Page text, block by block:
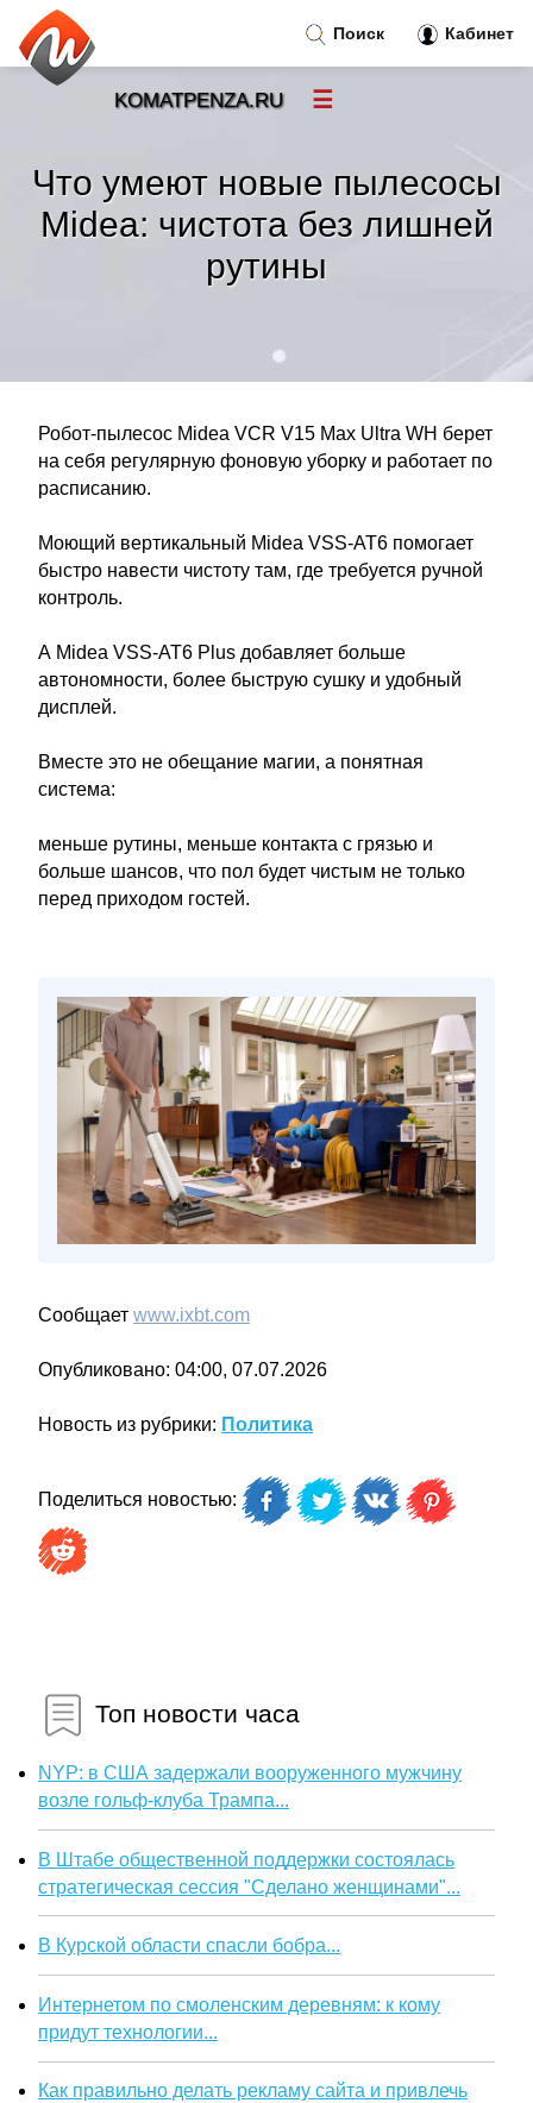
Что умеют новые пылесосы
Midea: чистота без лишней
рутины
Робот-пылесос Midea VCR V15 Max Ultra WH берет
на себя регулярную фоновую уборку и работает по
расписанию.
Моющий вертикальный Midea VSS-AT6 помогает
быстро навести чистоту там, где требуется ручной
контроль.
А Midea VSS-AT6 Plus добавляет больше
автономности, более быструю сушку и удобный
дисплей.
Вместе это не обещание магии, а понятная
система:
меньше рутины, меньше контакта с грязью и
больше шансов, что пол будет чистым не только
перед приходом гостей.
Сообщает www.ixbt.com
Опубликовано: 04:00, 07.07.2026
Новость из рубрики: Политика
Поделиться новостью:
Топ новости часа
NYP: в США задержали вооруженного мужчину
возле гольф-клуба Трампа...
В Штабе общественной поддержки состоялась
стратегическая сессия "Сделано женщинами"...
В Курской области спасли бобра...
Интернетом по смоленским деревням: к кому
придут технологии...
Как правильно делать рекламу сайта и привлечь
Поиск Кабинет
KOMATPENZA.RU ☰
Новости»
Тренды новостей»